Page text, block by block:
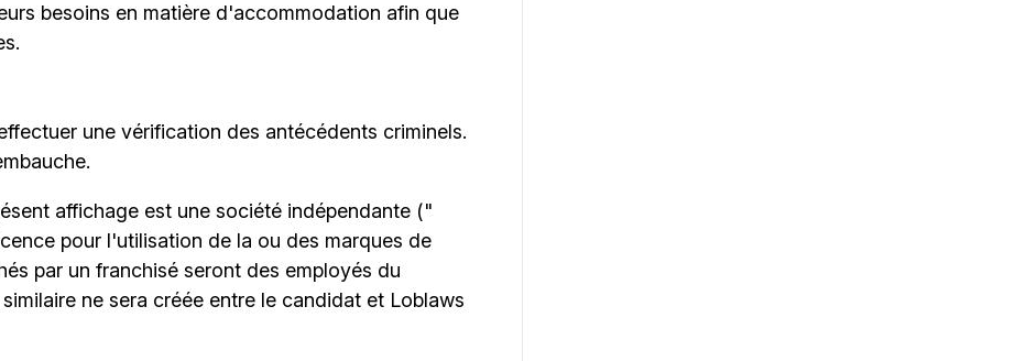
besoins en matière d'accommodation afin que
une vérification des antécédents criminels.
affichage est une société indépendante ("
pour l'utilisation de la ou des marques de
par un franchisé seront des employés du
ne sera créée entre le candidat et Loblaws